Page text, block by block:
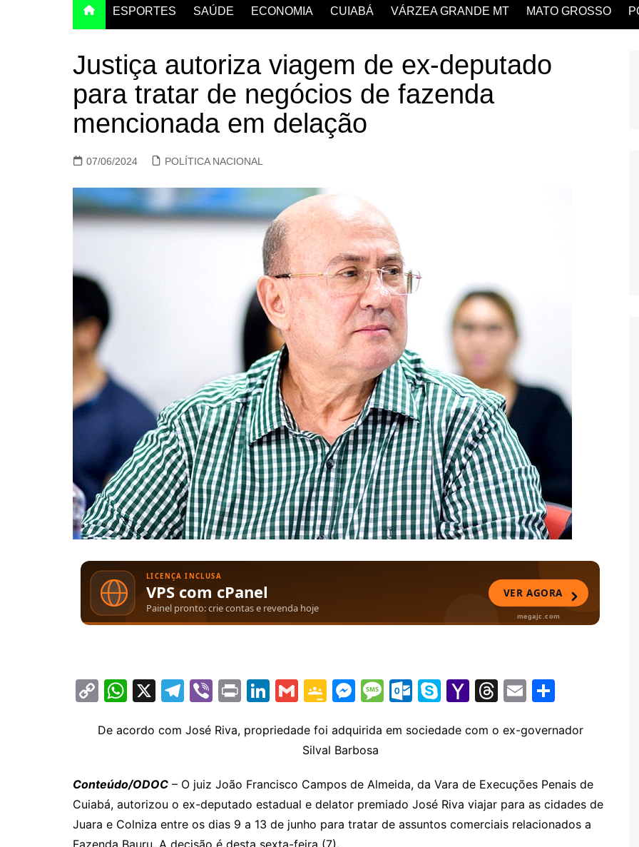
ESPORTES SAÚDE ECONOMIA CUIABÁ VÁRZEA GRANDE MT MATO GROSSO
Justiça autoriza viagem de ex-deputado
para tratar de negócios de fazenda
mencionada em delação
07/06/2024 POLÍTICA NACIONAL
C
p
Li
n
k
W
at
A
p
p
X
T
e
a
m
Vi
er
Pr
t
Li
k
dI
n
G
ai
l
G
o
gl
e
Cl
a
M
s
s
e
n
g
M
s
a
g
e
O
lo
k.
c
o
S
y
e
Y
h
o
M
ai
T
e
d
s
E
ai ar
De acordo com José Riva, propriedade foi adquirida em sociedade com o ex-governador
Silval Barbosa
Conteúdo/ODOC – O juiz João Francisco Campos de Almeida, da Vara de Execuções Penais de
Cuiabá, autorizou o ex-deputado estadual e delator premiado José Riva viajar para as cidades de
Juara e Colniza entre os dias 9 a 13 de junho para tratar de assuntos comerciais relacionados a
Fazenda Bauru. A decisão é desta sexta-feira (7).